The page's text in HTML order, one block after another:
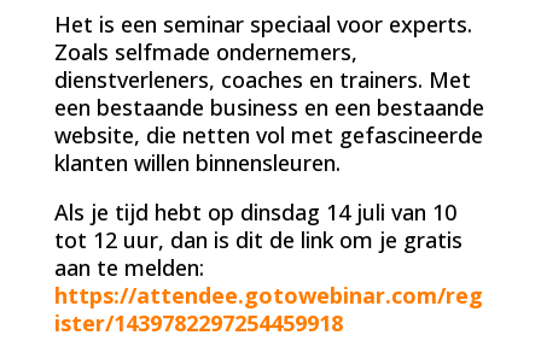
Het is een seminar speciaal voor experts.
Zoals selfmade ondernemers,
dienstverleners, coaches en trainers. Met
een bestaande business en een bestaande
website, die netten vol met gefascineerde
klanten willen binnensleuren.
Als je tijd hebt op dinsdag 14 juli van 10
tot 12 uur, dan is dit de link om je gratis
aan te melden:
https://attendee.gotowebinar.com/reg
ister/1439782297254459918